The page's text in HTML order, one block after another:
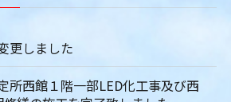
更しました
所西館１階一部LED化工事及び西